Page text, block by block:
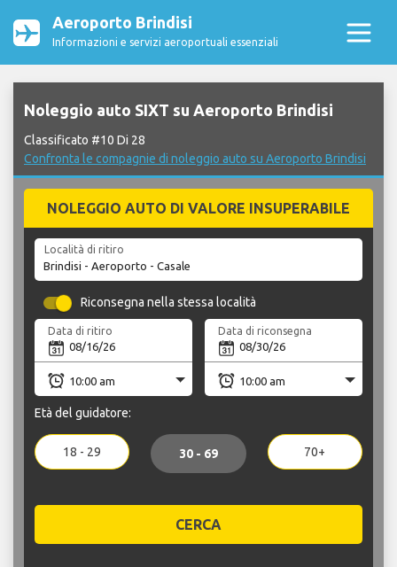
Aeroporto Brindisi
Informazioni e servizi aeroportuali essenziali
Noleggio auto SIXT su Aeroporto Brindisi
Classificato #10 Di 28
Confronta le compagnie di noleggio auto su Aeroporto Brindisi
NOLEGGIO AUTO DI VALORE INSUPERABILE
Località di ritiro
Riconsegna nella stessa località
Data di ritiro Data di riconsegna
Età del guidatore:
18 - 29 30 - 69 70+
CERCA